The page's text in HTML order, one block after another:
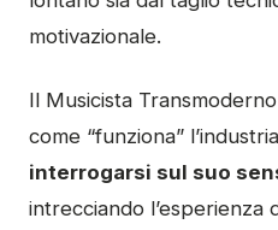
motivazionale.
Il Musicista
come “funziona”
interrogarsi sul suo
intrecciando